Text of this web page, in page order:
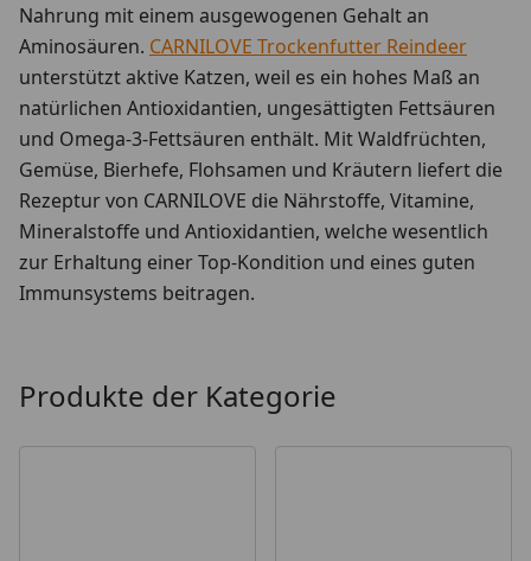
Nahrung mit einem ausgewogenen Gehalt an
Aminosäuren. CARNILOVE Trockenfutter Reindeer
unterstützt aktive Katzen, weil es ein hohes Maß an
natürlichen Antioxidantien, ungesättigten Fettsäuren
und Omega-3-Fettsäuren enthält. Mit Waldfrüchten,
Gemüse, Bierhefe, Flohsamen und Kräutern liefert die
Rezeptur von CARNILOVE die Nährstoffe, Vitamine,
Mineralstoffe und Antioxidantien, welche wesentlich
zur Erhaltung einer Top-Kondition und eines guten
Immunsystems beitragen.
Produkte der Kategorie